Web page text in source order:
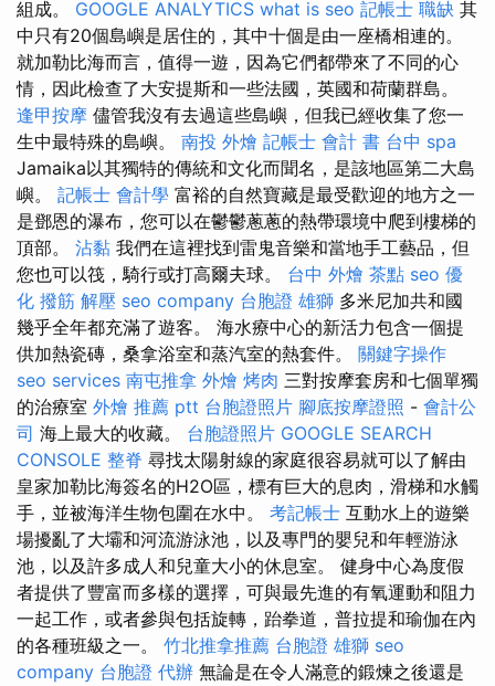
組成。 GOOGLE ANALYTICS what is seo 記帳士 職缺 其
中只有20個島嶼是居住的，其中十個是由一座橋相連的。
就加勒比海而言，值得一遊，因為它們都帶來了不同的心
情，因此檢查了大安提斯和一些法國，英國和荷蘭群島。
逢甲按摩 儘管我沒有去過這些島嶼，但我已經收集了您一
生中最特殊的島嶼。 南投 外燴 記帳士 會計 書 台中 spa
Jamaika以其獨特的傳統和文化而聞名，是該地區第二大島
嶼。 記帳士 會計學 富裕的自然寶藏是最受歡迎的地方之一
是鄧恩的瀑布，您可以在鬱鬱蔥蔥的熱帶環境中爬到樓梯的
頂部。 沾黏 我們在這裡找到雷鬼音樂和當地手工藝品，但
您也可以筏，騎行或打高爾夫球。 台中 外燴 茶點 seo 優
化 撥筋 解壓 seo company 台胞證 雄獅 多米尼加共和國
幾乎全年都充滿了遊客。 海水療中心的新活力包含一個提
供加熱瓷磚，桑拿浴室和蒸汽室的熱套件。 關鍵字操作
seo services 南屯推拿 外燴 烤肉 三對按摩套房和七個單獨
的治療室 外燴 推薦 ptt 台胞證照片 腳底按摩證照 - 會計公
司 海上最大的收藏。 台胞證照片 GOOGLE SEARCH
CONSOLE 整脊 尋找太陽射線的家庭很容易就可以了解由
皇家加勒比海簽名的H2O區，標有巨大的息肉，滑梯和水觸
手，並被海洋生物包圍在水中。 考記帳士 互動水上的遊樂
場擾亂了大壩和河流游泳池，以及專門的嬰兒和年輕游泳
池，以及許多成人和兒童大小的休息室。 健身中心為度假
者提供了豐富而多樣的選擇，可與最先進的有氧運動和阻力
一起工作，或者參與包括旋轉，跆拳道，普拉提和瑜伽在內
的各種班級之一。 竹北推拿推薦 台胞證 雄獅 seo
company 台胞證 代辦 無論是在令人滿意的鍛煉之後還是